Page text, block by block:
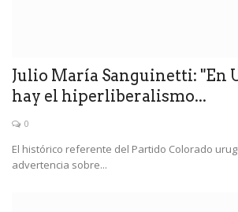
Julio María Sanguinetti: "En
hay el hiperliberalismo...
0
El histórico referente del Partido Colorado
advertencia sobre...